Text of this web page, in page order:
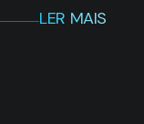
LER MAIS